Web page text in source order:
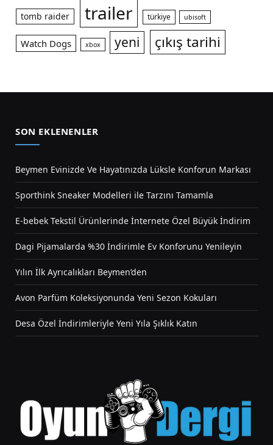
tomb raider trailer türkiye ubisoft
Watch Dogs xbox yeni çıkış tarihi
SON EKLENENLER
Beymen Evinizde Ve Hayatınızda Lüksle Konforun Markası
Sporthink Sneaker Modelleri ile Tarzını Tamamla
E-bebek Tekstil Ürünlerinde İnternete Özel Büyük İndirim
Dagi Pijamalarda %30 İndirimle Ev Konforunu Yenileyin
Yılın İlk Ayrıcalıkları Beymen’den
Avon Parfüm Koleksiyonunda Yeni Sezon Kokuları
Desa Özel İndirimleriyle Yeni Yıla Şıklık Katın